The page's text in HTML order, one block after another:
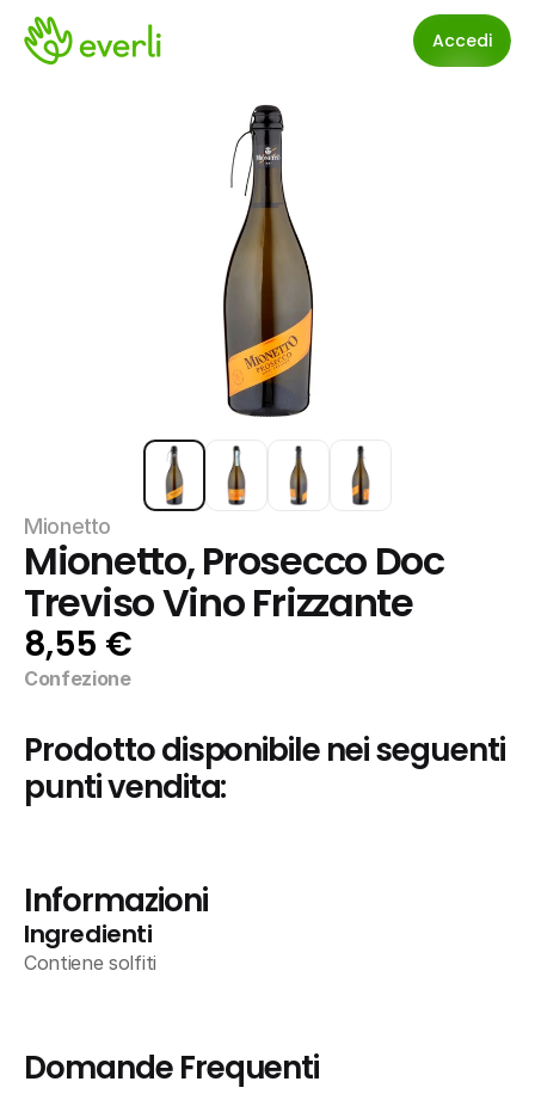
Accedi
Mionetto
Mionetto, Prosecco Doc
Treviso Vino Frizzante
8,55 €
Confezione
Prodotto disponibile nei seguenti
punti vendita:
Informazioni
Ingredienti
Contiene solfiti
Domande Frequenti